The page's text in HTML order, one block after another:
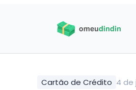
Cartão de Crédito 4 de